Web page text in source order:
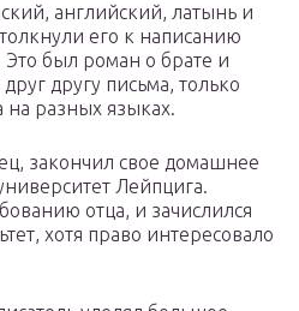
английский, латынь и
его к написанию
был роман о брате и
другу письма, только
на разных языках.
закончил свое домашнее
Лейпцига.
отца, и зачислился
хотя право интересовало